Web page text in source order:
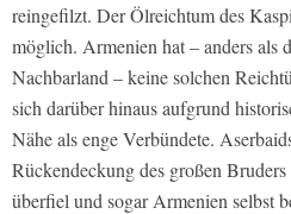
reingefilzt. Der Ölreichtum des
möglich. Armenien hat – anders als
Nachbarland – keine solchen
sich darüber hinaus aufgrund
Nähe als enge Verbündete.
Rückendeckung des großen
überfiel und sogar Armenien selbst